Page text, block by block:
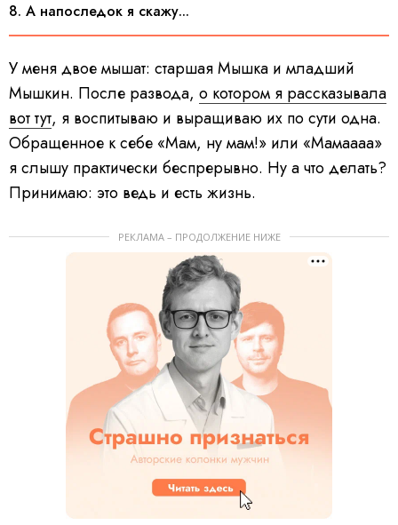
8. А напоследок я скажу...
У меня двое мышат: старшая Мышка и младший
Мышкин. После развода, о котором я рассказывала
вот тут, я воспитываю и выращиваю их по сути одна.
Обращенное к себе «Мам, ну мам!» или «Мамаааа»
я слышу практически беспрерывно. Ну а что делать?
Принимаю: это ведь и есть жизнь.
РЕКЛАМА – ПРОДОЛЖЕНИЕ НИЖЕ